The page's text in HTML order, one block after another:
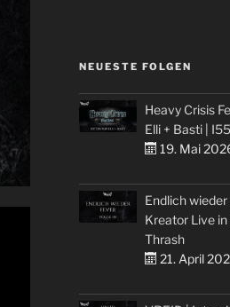
NEUESTE FOLGEN
Heavy Crisis
Elli + Basti | I55
19. Mai
Endlich wieder
Kreator Live in
Thrash
21. April